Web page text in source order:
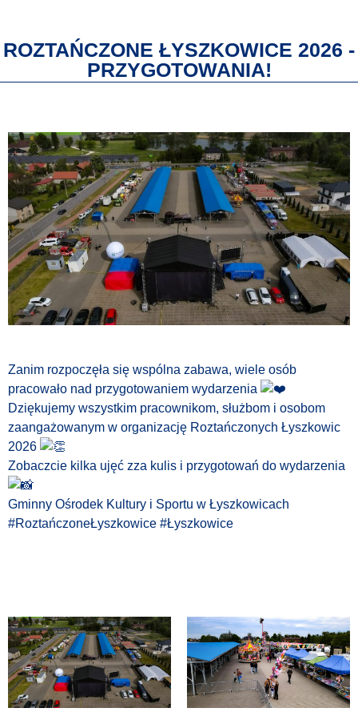
ROZTAŃCZONE ŁYSZKOWICE 2026 -
PRZYGOTOWANIA!
Zanim rozpoczęła się wspólna zabawa, wiele osób
pracowało nad przygotowaniem wydarzenia
Dziękujemy wszystkim pracownikom, służbom i osobom
zaangażowanym w organizację Roztańczonych Łyszkowic
2026
Zobaczcie kilka ujęć zza kulis i przygotowań do wydarzenia
Gminny Ośrodek Kultury i Sportu w Łyszkowicach
#RoztańczoneŁyszkowice #Łyszkowice